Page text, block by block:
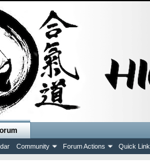
Community Forum Actions Quick